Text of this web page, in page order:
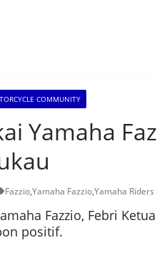
COMMUNITY
Yamaha
Fazzio,Yamaha Fazzio,Yamaha
Fazzio, Febri
positif.